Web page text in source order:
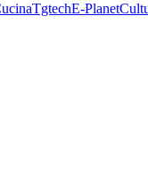
TgtechE-Planet